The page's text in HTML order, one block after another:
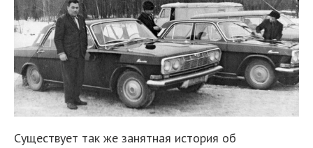
Существует так же занятная история об